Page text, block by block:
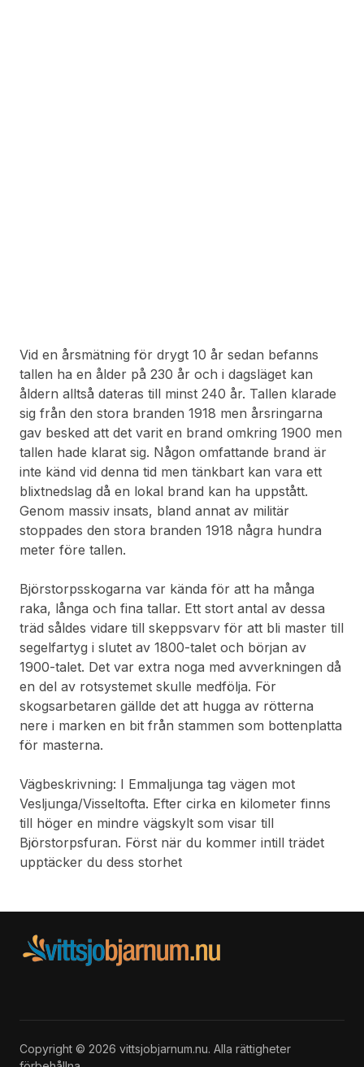
Vid en årsmätning för drygt 10 år sedan befanns
tallen ha en ålder på 230 år och i dagsläget kan
åldern alltså dateras till minst 240 år. Tallen klarade
sig från den stora branden 1918 men årsringarna
gav besked att det varit en brand omkring 1900 men
tallen hade klarat sig. Någon omfattande brand är
inte känd vid denna tid men tänkbart kan vara ett
blixtnedslag då en lokal brand kan ha uppstått.
Genom massiv insats, bland annat av militär
stoppades den stora branden 1918 några hundra
meter före tallen.
Björstorpsskogarna var kända för att ha många
raka, långa och fina tallar. Ett stort antal av dessa
träd såldes vidare till skeppsvarv för att bli master till
segelfartyg i slutet av 1800-talet och början av
1900-talet. Det var extra noga med avverkningen då
en del av rotsystemet skulle medfölja. För
skogsarbetaren gällde det att hugga av rötterna
nere i marken en bit från stammen som bottenplatta
för masterna.
Vägbeskrivning: I Emmaljunga tag vägen mot
Vesljunga/Visseltofta. Efter cirka en kilometer finns
till höger en mindre vägskylt som visar till
Björstorpsfuran. Först när du kommer intill trädet
upptäcker du dess storhet
Copyright © 2026 vittsjobjarnum.nu. Alla rättigheter